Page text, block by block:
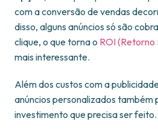
com a conversão de vendas
disso, alguns anúncios só são
clique, o que torna o ROI
mais interessante.
Além dos custos com a
anúncios personalizados também
investimento que precisa ser feito.